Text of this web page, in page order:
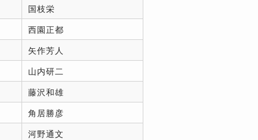
国枝栄
西園正都
矢作芳人
山内研二
藤沢和雄
角居勝彦
河野通文